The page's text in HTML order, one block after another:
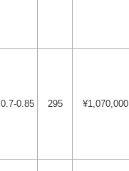
0.7-0.85 295 ¥1,070,000